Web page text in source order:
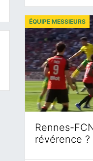
Rennes-
révérence ?
ÉQUIPE MESSIEURS